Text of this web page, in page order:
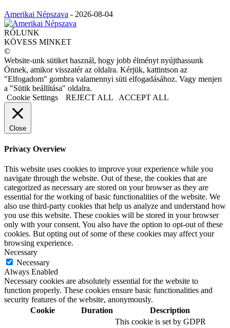
Amerikai Népszava - 2026-08-04
RÓLUNK
KÖVESS MINKET
©
Website-unk sütiket használ, hogy jobb élményt nyújthassunk
Önnek, amikor visszatér az oldalra. Kérjük, kattintson az
"Elfogadom" gombra valamennyi süti elfogadásához. Vagy menjen
a "Sütik beállítása" oldalra.
Cookie Settings
REJECT ALL ACCEPT ALL
Close
Privacy Overview
This website uses cookies to improve your experience while you
navigate through the website. Out of these, the cookies that are
categorized as necessary are stored on your browser as they are
essential for the working of basic functionalities of the website. We
also use third-party cookies that help us analyze and understand how
you use this website. These cookies will be stored in your browser
only with your consent. You also have the option to opt-out of these
cookies. But opting out of some of these cookies may affect your
browsing experience.
Necessary
Necessary
Always Enabled
Necessary cookies are absolutely essential for the website to
function properly. These cookies ensure basic functionalities and
security features of the website, anonymously.
Cookie
Duration Description
This cookie is set by GDPR